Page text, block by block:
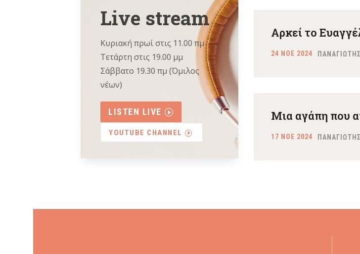
Live stream
Κυριακή πρωί στις 11.00 πμ
Τετάρτη στις 19.00 μμ
Σάββατο 19.30 πμ (Όμιλος
νέων)
LISTEN LIVE
YOUTUBE CHANNEL
Αρκεί το
24 ΝΟΕ 2024
Μια αγάπη που
17 ΝΟΕ 2024